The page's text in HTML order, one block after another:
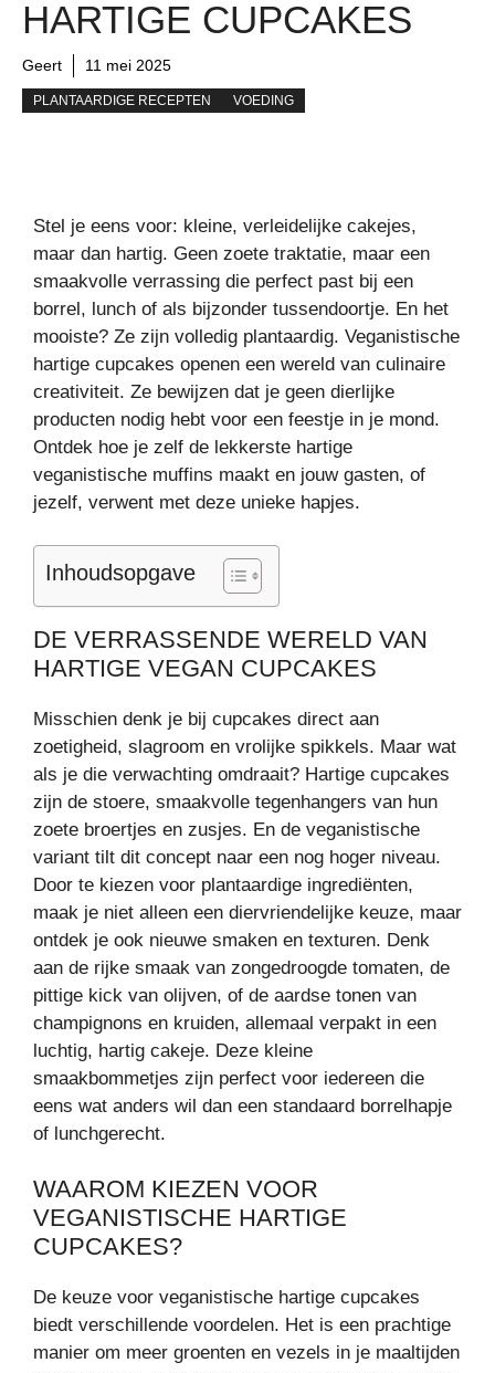
HARTIGE CUPCAKES
Geert 11 mei 2025
PLANTAARDIGE RECEPTEN VOEDING
Stel je eens voor: kleine, verleidelijke cakejes,
maar dan hartig. Geen zoete traktatie, maar een
smaakvolle verrassing die perfect past bij een
borrel, lunch of als bijzonder tussendoortje. En het
mooiste? Ze zijn volledig plantaardig. Veganistische
hartige cupcakes openen een wereld van culinaire
creativiteit. Ze bewijzen dat je geen dierlijke
producten nodig hebt voor een feestje in je mond.
Ontdek hoe je zelf de lekkerste hartige
veganistische muffins maakt en jouw gasten, of
jezelf, verwent met deze unieke hapjes.
Inhoudsopgave
DE VERRASSENDE WERELD VAN
HARTIGE VEGAN CUPCAKES
Misschien denk je bij cupcakes direct aan
zoetigheid, slagroom en vrolijke spikkels. Maar wat
als je die verwachting omdraait? Hartige cupcakes
zijn de stoere, smaakvolle tegenhangers van hun
zoete broertjes en zusjes. En de veganistische
variant tilt dit concept naar een nog hoger niveau.
Door te kiezen voor plantaardige ingrediënten,
maak je niet alleen een diervriendelijke keuze, maar
ontdek je ook nieuwe smaken en texturen. Denk
aan de rijke smaak van zongedroogde tomaten, de
pittige kick van olijven, of de aardse tonen van
champignons en kruiden, allemaal verpakt in een
luchtig, hartig cakeje. Deze kleine
smaakbommetjes zijn perfect voor iedereen die
eens wat anders wil dan een standaard borrelhapje
of lunchgerecht.
WAAROM KIEZEN VOOR
VEGANISTISCHE HARTIGE
CUPCAKES?
De keuze voor veganistische hartige cupcakes
biedt verschillende voordelen. Het is een prachtige
manier om meer groenten en vezels in je maaltijden